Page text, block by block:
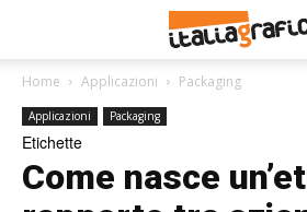
Home Applicazioni Packaging
Applicazioni Packaging
Etichette
Come nasce